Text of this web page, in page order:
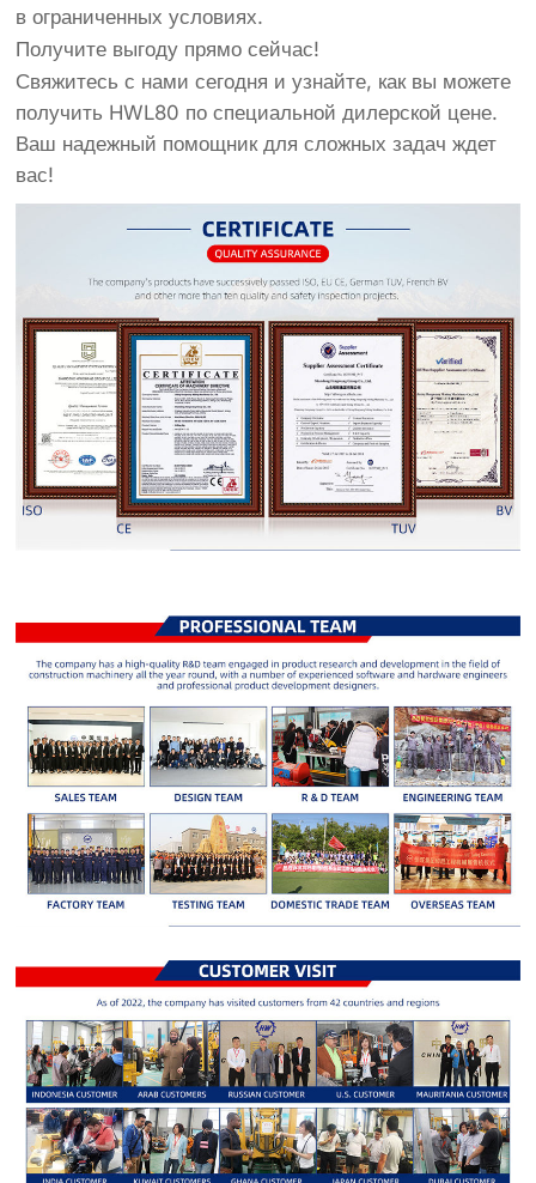
в ограниченных условиях.
Получите выгоду прямо сейчас!
Свяжитесь с нами сегодня и узнайте, как вы можете
получить HWL80 по специальной дилерской цене.
Ваш надежный помощник для сложных задач ждет
вас!